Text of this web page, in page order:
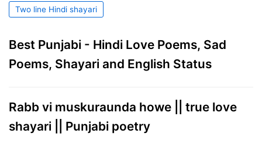
Two line Hindi shayari
Best Punjabi - Hindi Love Poems, Sad
Poems, Shayari and English Status
Rabb vi muskuraunda howe || true love
shayari || Punjabi poetry